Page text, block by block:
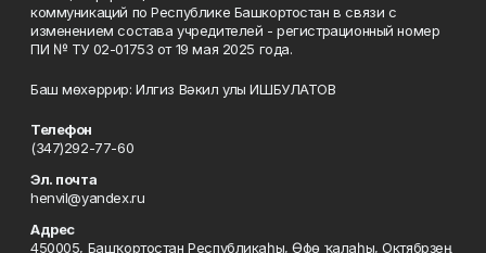
коммуникаций по Республике Башкортостан в связи с
изменением состава учредителей - регистрационный номер
ПИ № ТУ 02-01753 от 19 мая 2025 года.
Баш мөхәррир: Илгиз Вәкил улы ИШБУЛАТОВ
Телефон
(347)292-77-60
Эл. почта
henvil@yandex.ru
Адрес
450005, Башҡортостан Республикаһы, Өфө ҡалаһы, Октябрҙең